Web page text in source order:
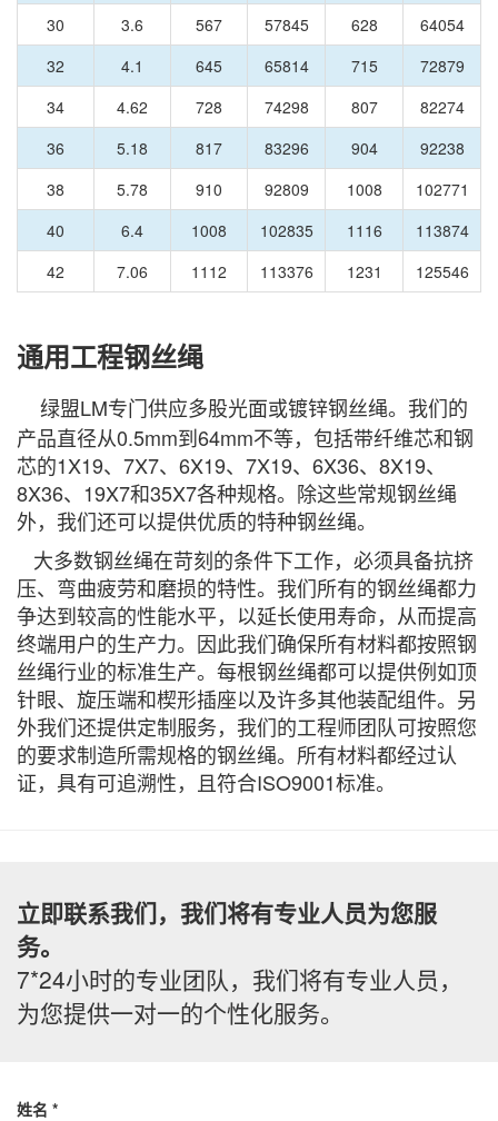
30 3.6 567 57845 628
64054
32
4.1 645 65814 715
72879
34
4.62 728 74298 807
82274
36
5.18 817 83296 904
92238
38
5.78 910 92809 1008
102771
40
6.4 1008 102835 1116
113874
42
7.06 1112 113376 1231 125546
通用工程钢丝绳
绿盟LM专门供应多股光面或镀锌钢丝绳。我们的
产品直径从0.5mm到64mm不等，包括带纤维芯和钢
芯的1X19、7X7、6X19、7X19、6X36、8X19、
8X36、19X7和35X7各种规格。除这些常规钢丝绳
外，我们还可以提供优质的特种钢丝绳。
大多数钢丝绳在苛刻的条件下工作，必须具备抗挤
压、弯曲疲劳和磨损的特性。我们所有的钢丝绳都力
争达到较高的性能水平，以延长使用寿命，从而提高
终端用户的生产力。因此我们确保所有材料都按照钢
丝绳行业的标准生产。每根钢丝绳都可以提供例如顶
针眼、旋压端和楔形插座以及许多其他装配组件。另
外我们还提供定制服务，我们的工程师团队可按照您
的要求制造所需规格的钢丝绳。所有材料都经过认
证，具有可追溯性，且符合ISO9001标准。
立即联系我们，我们将有专业人员为您服
务。
7*24小时的专业团队，我们将有专业人员，
为您提供一对一的个性化服务。
姓名